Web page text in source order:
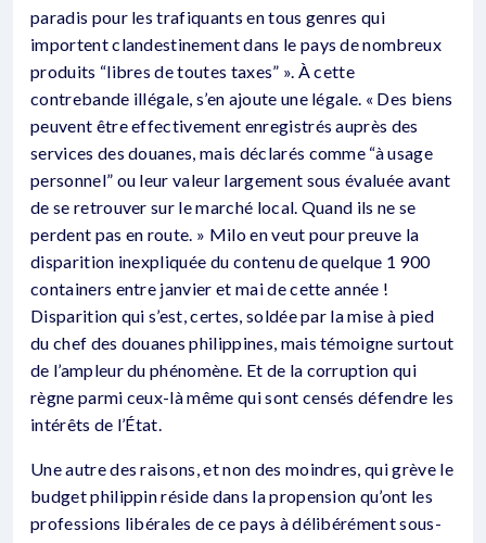
paradis pour les trafiquants en tous genres qui
importent clandestinement dans le pays de nombreux
produits “libres de toutes taxes” ». À cette
contrebande illégale, s’en ajoute une légale. « Des biens
peuvent être effectivement enregistrés auprès des
services des douanes, mais déclarés comme “à usage
personnel” ou leur valeur largement sous évaluée avant
de se retrouver sur le marché local. Quand ils ne se
perdent pas en route. » Milo en veut pour preuve la
disparition inexpliquée du contenu de quelque 1 900
containers entre janvier et mai de cette année !
Disparition qui s’est, certes, soldée par la mise à pied
du chef des douanes philippines, mais témoigne surtout
de l’ampleur du phénomène. Et de la corruption qui
règne parmi ceux-là même qui sont censés défendre les
intérêts de l’État.
Une autre des raisons, et non des moindres, qui grève le
budget philippin réside dans la propension qu’ont les
professions libérales de ce pays à délibérément sous-